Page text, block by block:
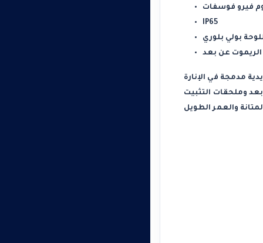
فيرو فوسفات
IP65
بولي بلوري
عن بعد
مدمجة في الإنارة
وملحقات التثبيت
والعمر الطويل